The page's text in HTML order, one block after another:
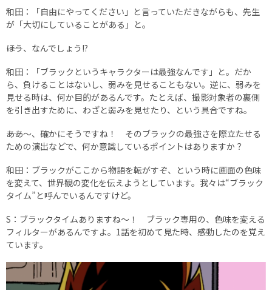
和田：「自由にやってください」と言っていただきながらも、先生
が「大切にしていることがある」と。
――ほう、なんでしょう!?
和田：「ブラックというキャラクターは最強なんです」と。だか
ら、負けることはないし、弱みを見せることもない。逆に、弱みを
見せる時は、何か目的があるんです。たとえば、撮影対象者の裏側
を引き出すために、わざと弱みを見せたり、という具合ですね。
――ああ〜、確かにそうですね！ そのブラックの最強さを際立たせる
ための演出などで、何か意識しているポイントはありますか？
和田：ブラックがここから物語を転がすぞ、という時に画面の色味
を変えて、世界観の変化を伝えようとしています。我々は“ブラック
タイム”と呼んでいるんですけど。
S：ブラックタイムありますね〜！ ブラック専用の、色味を変える
フィルターがあるんですよ。1話を初めて見た時、感動したのを覚え
ています。